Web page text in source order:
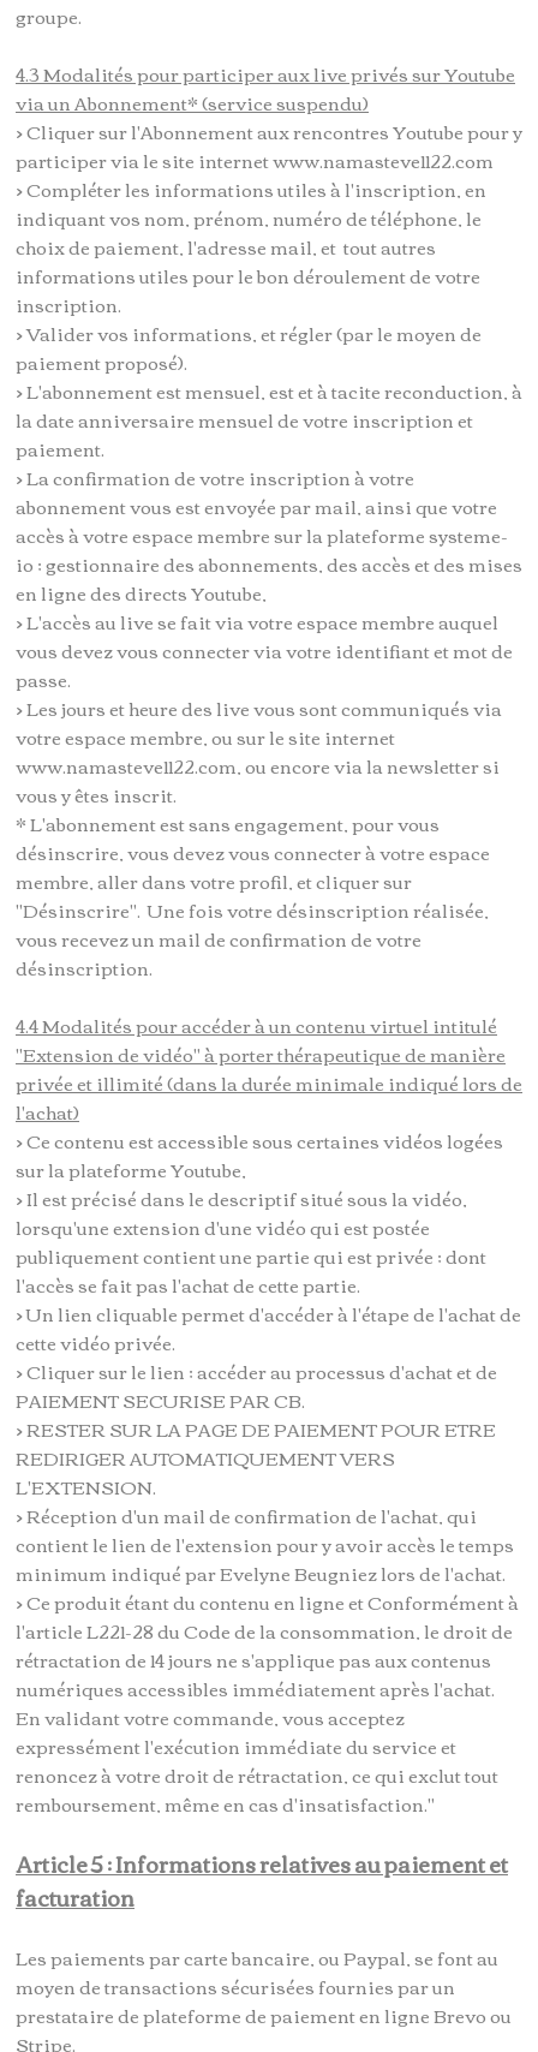
groupe.
4.3 Modalités pour participer aux live privés sur Youtube
via un Abonnement* (service suspendu)
> Cliquer sur l'Abonnement aux rencontres Youtube pour y
participer via le site internet www.namasteve1122.com
> Compléter les informations utiles à l'inscription, en
indiquant vos nom, prénom, numéro de téléphone, le
choix de paiement, l'adresse mail, et tout autres
informations utiles pour le bon déroulement de votre
inscription.
> Valider vos informations, et régler (par le moyen de
paiement proposé).
> L'abonnement est mensuel, est et à tacite reconduction, à
la date anniversaire mensuel de votre inscription et
paiement.
> La confirmation de votre inscription à votre
abonnement vous est envoyée par mail, ainsi que votre
accès à votre espace membre sur la plateforme systeme-
io ; gestionnaire des abonnements, des accès et des mises
en ligne des directs Youtube,
> L'accès au live se fait via votre espace membre auquel
vous devez vous connecter via votre identifiant et mot de
passe.
> Les jours et heure des live vous sont communiqués via
votre espace membre, ou sur le site internet
www.namasteve1122.com, ou encore via la newsletter si
vous y êtes inscrit.
* L'abonnement est sans engagement, pour vous
désinscrire, vous devez vous connecter à votre espace
membre, aller dans votre profil, et cliquer sur
"Désinscrire". Une fois votre désinscription réalisée,
vous recevez un mail de confirmation de votre
désinscription.
4.4 Modalités pour accéder à un contenu virtuel intitulé
"Extension de vidéo" à porter thérapeutique de manière
privée et illimité (dans la durée minimale indiqué lors de
l'achat)
> Ce contenu est accessible sous certaines vidéos logées
sur la plateforme Youtube,
> Il est précisé dans le descriptif situé sous la vidéo,
lorsqu'une extension d'une vidéo qui est postée
publiquement contient une partie qui est privée ; dont
l'accès se fait pas l'achat de cette partie.
> Un lien cliquable permet d'accéder à l'étape de l'achat de
cette vidéo privée.
> Cliquer sur le lien ; accéder au processus d'achat et de
PAIEMENT SECURISE PAR CB.
> RESTER SUR LA PAGE DE PAIEMENT POUR ETRE
REDIRIGER AUTOMATIQUEMENT VERS
L'EXTENSION.
> Réception d'un mail de confirmation de l'achat, qui
contient le lien de l'extension pour y avoir accès le temps
minimum indiqué par Evelyne Beugniez lors de l'achat.
> Ce produit étant du contenu en ligne et Conformément à
l'article L221-28 du Code de la consommation, le droit de
rétractation de 14 jours ne s'applique pas aux contenus
numériques accessibles immédiatement après l'achat.
En validant votre commande, vous acceptez
expressément l'exécution immédiate du service et
renoncez à votre droit de rétractation, ce qui exclut tout
remboursement, même en cas d'insatisfaction."
Article 5 : Informations relatives au paiement et
facturation
Les paiements par carte bancaire, ou Paypal, se font au
moyen de transactions sécurisées fournies par un
prestataire de plateforme de paiement en ligne Brevo ou
Stripe.